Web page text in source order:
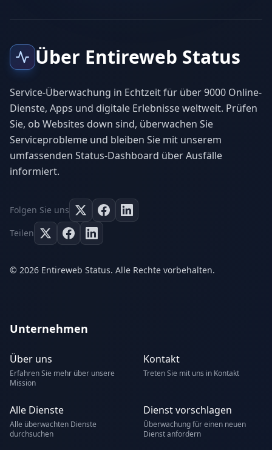
Über Entireweb Status
Service-Überwachung in Echtzeit für über 9000 Online-
Dienste, Apps und digitale Erlebnisse weltweit. Prüfen
Sie, ob Websites down sind, überwachen Sie
Serviceprobleme und bleiben Sie mit unserem
umfassenden Status-Dashboard über Ausfälle
informiert.
Folgen Sie uns
Teilen
© 2026 Entireweb Status. Alle Rechte vorbehalten.
Unternehmen
Über uns
Erfahren Sie mehr über unsere
Mission
Kontakt
Treten Sie mit uns in Kontakt
Alle Dienste
Alle überwachten Dienste
durchsuchen
Dienst vorschlagen
Überwachung für einen neuen
Dienst anfordern